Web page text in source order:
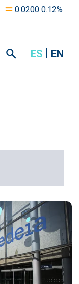
0.0200 0.12%
ES EN